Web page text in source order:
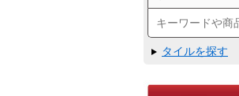
タイルを探す